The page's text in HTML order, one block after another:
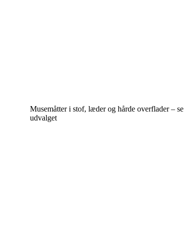
Musemåtter i stof, læder og hårde overflader – se
udvalget